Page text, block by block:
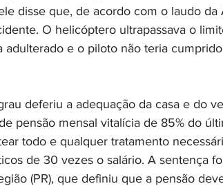
disse que, de acordo com o laudo
O helicóptero ultrapassava o
adulterado e o piloto não teria
deferiu a adequação da casa e do
pensão mensal vitalícia de 85% do
todo e qualquer tratamento
de 30 vezes o salário. A sentença
(PR), que definiu que a pensão